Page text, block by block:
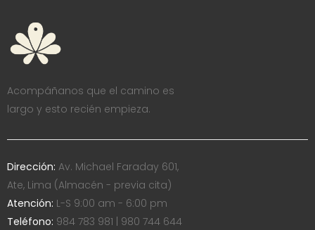
Acompáñanos que el camino es
largo y esto recién empieza.
Dirección: Av. Michael Faraday 601,
Ate, Lima (Almacén - previa cita)
Atención: L-S 9:00 am - 6:00 pm
Teléfono: 984 783 981 | 980 744 644